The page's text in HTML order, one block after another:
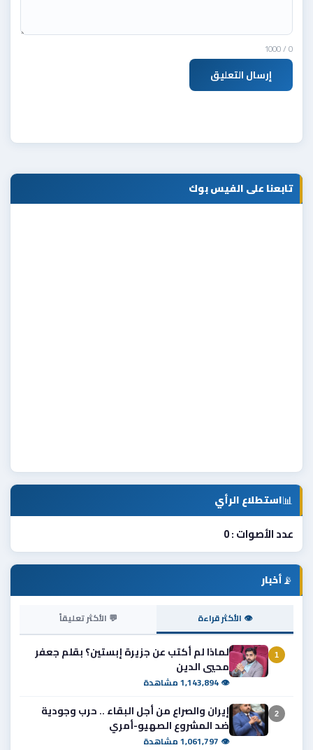
0
/ 1000
إرسال التعليق
تابعنا على الفيس بوك
📊استطلاع الرأي
عدد الأصوات : 0
📡أخبار
👁 الأكثر قراءة 💬 الأكثر تعليقاً
1
لماذا لم أكتب عن جزيرة إبستين؟ بقلم جعفر
محيي الدين
👁 1,143,894 مشاهدة
2
إيران والصراع من أجل البقاء .. حرب وجودية
ضد المشروع الصهيو-أمري
👁 1,061,797 مشاهدة